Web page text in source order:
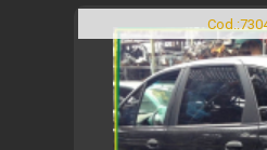
Cod.: